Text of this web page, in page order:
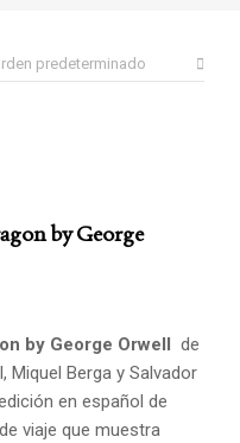
by George
by George Orwell de
Miquel Berga y Salvador
en español de
viaje que muestra